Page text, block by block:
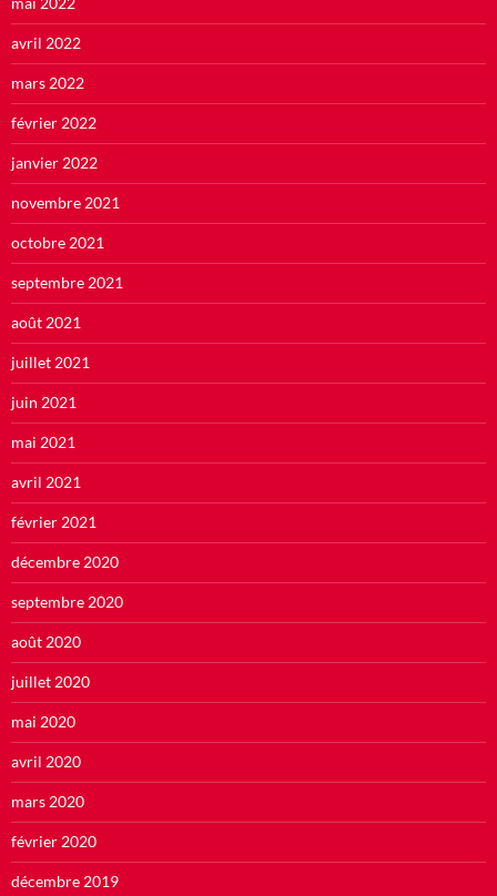
avril 2022
mars 2022
février 2022
janvier 2022
novembre 2021
octobre 2021
septembre 2021
août 2021
juillet 2021
juin 2021
mai 2021
avril 2021
février 2021
décembre 2020
septembre 2020
août 2020
juillet 2020
mai 2020
avril 2020
mars 2020
février 2020
décembre 2019